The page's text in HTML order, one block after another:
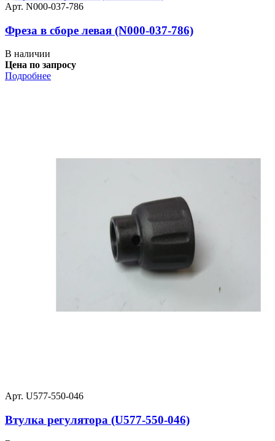
Арт. N000-037-786
Фреза в сборе левая (N000-037-786)
В наличии
Цена по запросу
Подробнее
Арт. U577-550-046
Втулка регулятора (U577-550-046)